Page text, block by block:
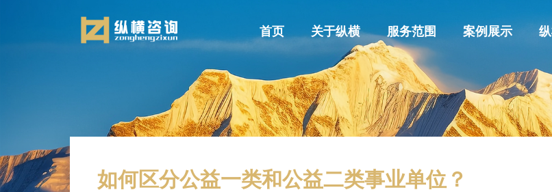
首页 关于纵横 服务范围 案例展示
如何区分公益一类和公益二类事业单位？